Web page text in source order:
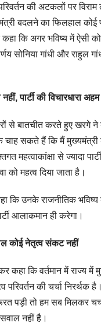
की अटकलों पर विराम
बदलने का फिलहाल कोई
कि अगर भविष्य में ऐसी
सोनिया गांधी और राहुल
पार्टी की विचारधारा अहम
से बातचीत करते हुए खरगे
चाह सकते हैं कि मैं
महत्वाकांक्षा से ज्यादा
को महत्व दिया जाता है।
कि उनके राजनीतिक
आलाकमान ही करेगा।
कोई नेतृत्व संकट नहीं
कहा कि वर्तमान में राज्य में
परिवर्तन की चर्चा निरर्थक
पड़ी तो हम सब मिलकर
नहीं है।